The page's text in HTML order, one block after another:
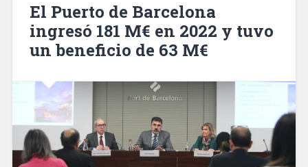
las
personas
que
El Puerto de Barcelona
ingresó 181 M€ en 2022 y tuvo
un beneficio de 63 M€